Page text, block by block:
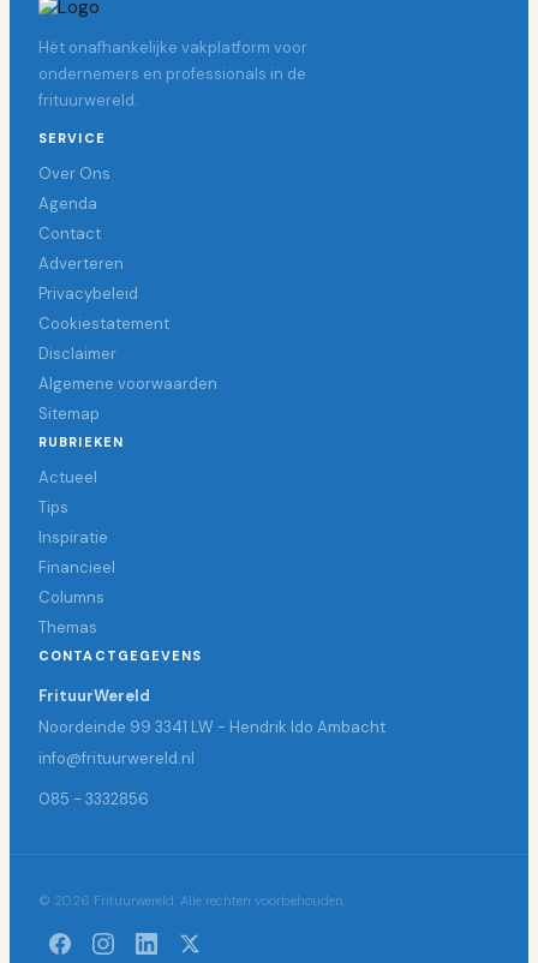
Hét onafhankelijke vakplatform voor
ondernemers en professionals in de
frituurwereld.
SERVICE
Over Ons
Agenda
Contact
Adverteren
Privacybeleid
Cookiestatement
Disclaimer
Algemene voorwaarden
Sitemap
RUBRIEKEN
Actueel
Tips
Inspiratie
Financieel
Columns
Themas
CONTACTGEGEVENS
FrituurWereld
Noordeinde 99 3341 LW - Hendrik Ido Ambacht
info@frituurwereld.nl
085 - 3332856
© 2026 Frituurwereld. Alle rechten voorbehouden.